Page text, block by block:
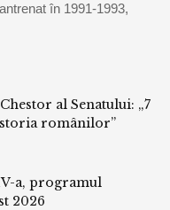
în 1991-1993,
al Senatului: „7
românilor”
a, programul
2026